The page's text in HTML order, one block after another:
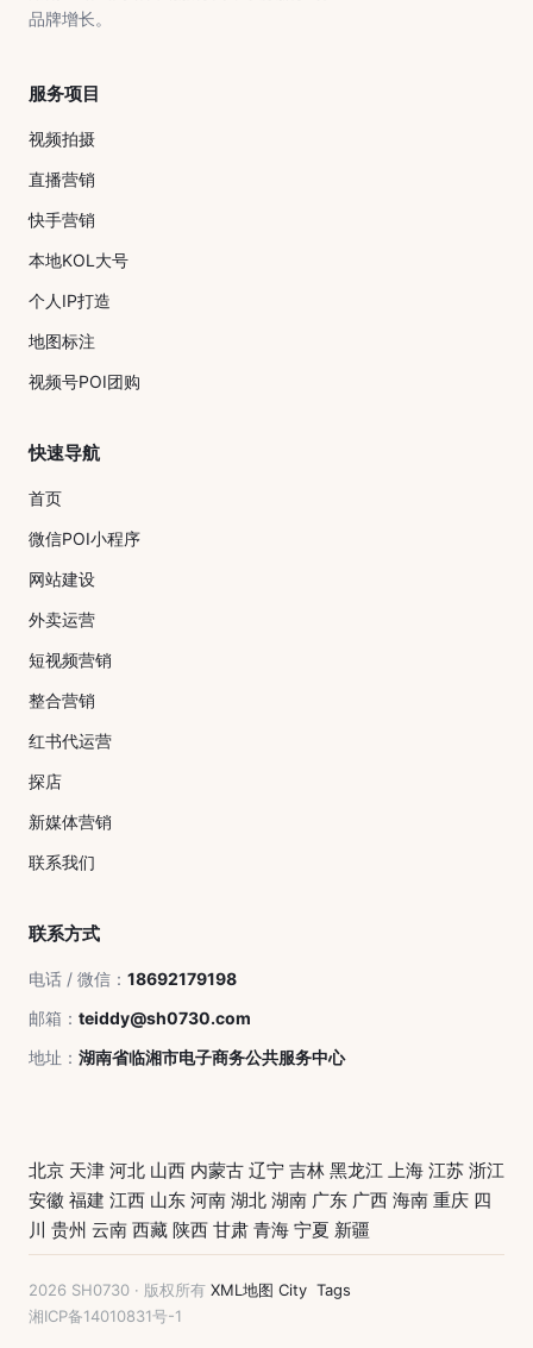
品牌增长。
服务项目
视频拍摄
直播营销
快手营销
本地KOL大号
个人IP打造
地图标注
视频号POI团购
快速导航
首页
微信POI小程序
网站建设
外卖运营
短视频营销
整合营销
红书代运营
探店
新媒体营销
联系我们
联系方式
电话 / 微信： 18692179198
邮箱： teiddy@sh0730.com
地址： 湖南省临湘市电子商务公共服务中心
北京 天津 河北 山西 内蒙古 辽宁 吉林 黑龙江 上海 江苏 浙江
安徽 福建 江西 山东 河南 湖北 湖南 广东 广西 海南 重庆 四
川 贵州 云南 西藏 陕西 甘肃 青海 宁夏 新疆
2026 SH0730 · 版权所有 XML地图 City Tags
湘ICP备14010831号-1